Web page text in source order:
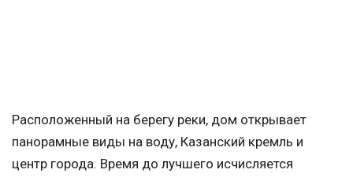
Расположенный на берегу реки, дом открывает
панорамные виды на воду, Казанский кремль и
центр города. Время до лучшего исчисляется